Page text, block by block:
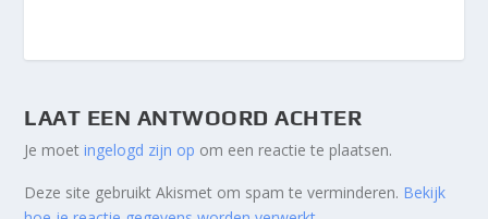
LAAT EEN ANTWOORD ACHTER
Je moetingelogd zijn op om een reactie te plaatsen.
Deze site gebruikt Akismet om spam te verminderen. Bekijk